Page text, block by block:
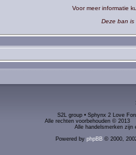
Voor meer informatie
Deze ban is
S2L group • Sphynx 2 Love
Alle rechten voorbehouden ©
Alle handelsmerken zijn
Powered by phpBB© 2000,